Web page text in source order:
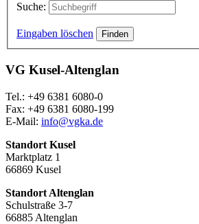
Suche:
Eingaben löschen
VG Kusel-Altenglan
Tel.: +49 6381 6080-0
Fax: +49 6381 6080-199
E-Mail: info@vgka.de
Standort Kusel
Marktplatz 1
66869 Kusel
Standort Altenglan
Schulstraße 3-7
66885 Altenglan